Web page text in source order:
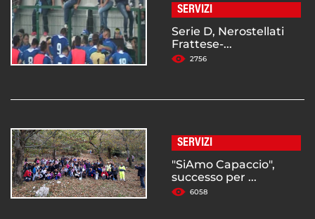
SERVIZI
Serie D, Nerostellati
Frattese-...
2756
SERVIZI
"SiAmo Capaccio",
successo per ...
6058